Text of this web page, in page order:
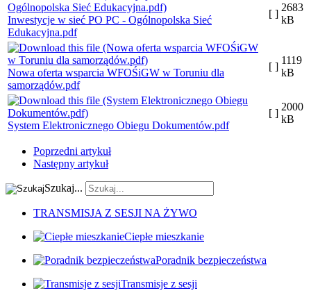
Inwestycje w sieć PO PC - Ogólnopolska Sieć
Edukacyjna.pdf
[ ]
2683
kB
Nowa oferta wsparcia WFOŚiGW w Toruniu dla
samorządów.pdf
[ ]
1119
kB
System Elektronicznego Obiegu Dokumentów.pdf
[ ]
2000
kB
Poprzedni artykuł
Następny artykuł
Szukaj...
TRANSMISJA Z SESJI NA ŻYWO
Ciepłe mieszkanie
Poradnik bezpieczeństwa
Transmisje z sesji